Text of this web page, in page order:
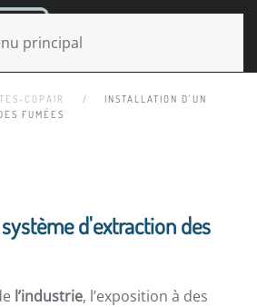
principal
COPAIR
INSTALLATION D'UN
FUMÉES
système d'extraction des
l’industrie, l’exposition à des